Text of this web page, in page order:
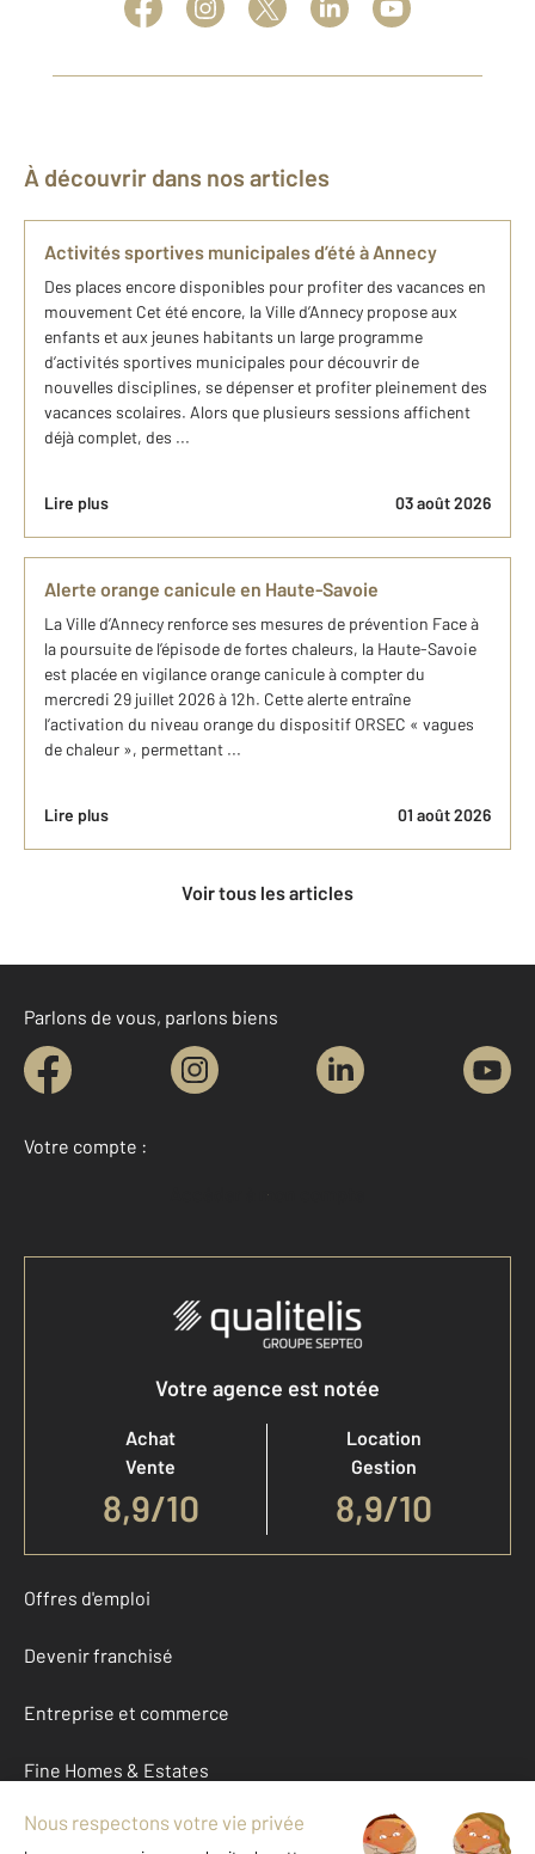
À découvrir dans nos articles
Activités sportives municipales d’été à Annecy
Des places encore disponibles pour profiter des vacances en
mouvement Cet été encore, la Ville d’Annecy propose aux
enfants et aux jeunes habitants un large programme
d’activités sportives municipales pour découvrir de
nouvelles disciplines, se dépenser et profiter pleinement des
vacances scolaires. Alors que plusieurs sessions affichent
déjà complet, des ...
Lire plus 03 août 2026
Alerte orange canicule en Haute-Savoie
La Ville d’Annecy renforce ses mesures de prévention Face à
la poursuite de l’épisode de fortes chaleurs, la Haute-Savoie
est placée en vigilance orange canicule à compter du
mercredi 29 juillet 2026 à 12h. Cette alerte entraîne
l’activation du niveau orange du dispositif ORSEC « vagues
de chaleur », permettant ...
Lire plus 01 août 2026
Voir tous les articles
Parlons de vous, parlons biens
Votre compte :
Accéder à mon compte
Votre agence est notée
Achat
Vente
8,9/10
Location
Gestion
8,9/10
Offres d'emploi
Devenir franchisé
Entreprise et commerce
Fine Homes & Estates
À propos